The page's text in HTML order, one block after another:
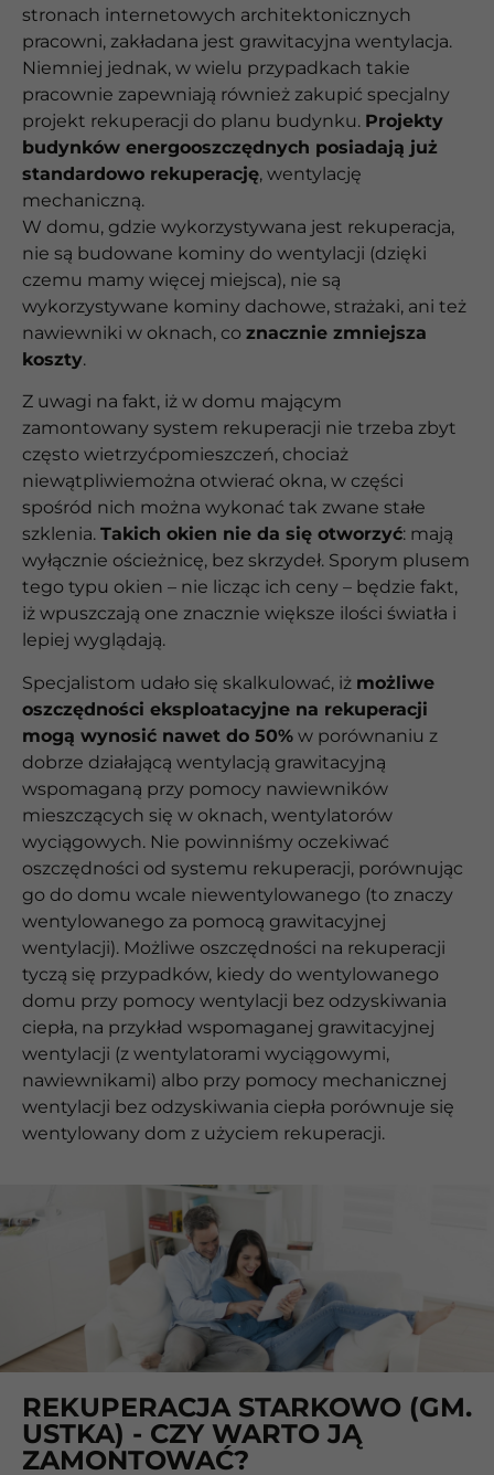
stronach internetowych architektonicznych
pracowni, zakładana jest grawitacyjna wentylacja.
Niemniej jednak, w wielu przypadkach takie
pracownie zapewniają również zakupić specjalny
projekt rekuperacji do planu budynku. Projekty
budynków energooszczędnych posiadają już
standardowo rekuperację, wentylację
mechaniczną.
W domu, gdzie wykorzystywana jest rekuperacja,
nie są budowane kominy do wentylacji (dzięki
czemu mamy więcej miejsca), nie są
wykorzystywane kominy dachowe, strażaki, ani też
nawiewniki w oknach, co znacznie zmniejsza
koszty.
Z uwagi na fakt, iż w domu mającym
zamontowany system rekuperacji nie trzeba zbyt
często wietrzyćpomieszczeń, chociaż
niewątpliwiemożna otwierać okna, w części
spośród nich można wykonać tak zwane stałe
szklenia. Takich okien nie da się otworzyć: mają
wyłącznie ościeżnicę, bez skrzydeł. Sporym plusem
tego typu okien – nie licząc ich ceny – będzie fakt,
iż wpuszczają one znacznie większe ilości światła i
lepiej wyglądają.
Specjalistom udało się skalkulować, iż możliwe
oszczędności eksploatacyjne na rekuperacji
mogą wynosić nawet do 50% w porównaniu z
dobrze działającą wentylacją grawitacyjną
wspomaganą przy pomocy nawiewników
mieszczących się w oknach, wentylatorów
wyciągowych. Nie powinniśmy oczekiwać
oszczędności od systemu rekuperacji, porównując
go do domu wcale niewentylowanego (to znaczy
wentylowanego za pomocą grawitacyjnej
wentylacji). Możliwe oszczędności na rekuperacji
tyczą się przypadków, kiedy do wentylowanego
domu przy pomocy wentylacji bez odzyskiwania
ciepła, na przykład wspomaganej grawitacyjnej
wentylacji (z wentylatorami wyciągowymi,
nawiewnikami) albo przy pomocy mechanicznej
wentylacji bez odzyskiwania ciepła porównuje się
wentylowany dom z użyciem rekuperacji.
REKUPERACJA STARKOWO (GM.
USTKA) - CZY WARTO JĄ
ZAMONTOWAĆ?